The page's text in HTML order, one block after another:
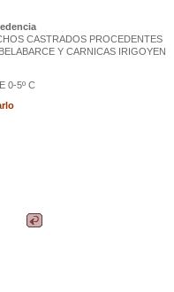
CASTRADOS PROCEDENTES
Y CARNICAS IRIGOYEN
0-5º C